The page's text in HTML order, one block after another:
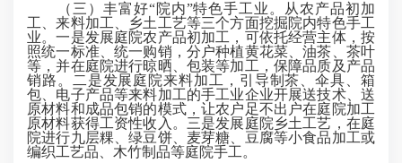
（三）丰富好“院内”特色手工业。从农产品初加
工、来料加工、乡土工艺等三个方面挖掘院内特色手工
业。一是发展庭院农产品初加工，可依托经营主体，按
照统一标准、统一购销，分户种植黄花菜、油茶、茶叶
等，并在庭院进行晾晒、包装等加工，保障品质及产品
销路。二是发展庭院来料加工，引导制茶、伞具、箱
包、电子产品等来料加工的手工业企业开展送技术、送
原材料和成品包销的模式，让农户足不出户在庭院加工
原材料获得工资性收入。三是发展庭院乡土工艺，在庭
院进行九层粿、绿豆饼、麦芽糖、豆腐等小食品加工或
编织工艺品、木竹制品等庭院手工。